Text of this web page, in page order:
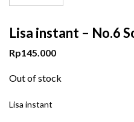
Lisa instant – No.6
Rp145.000
Out of stock
Lisa instant